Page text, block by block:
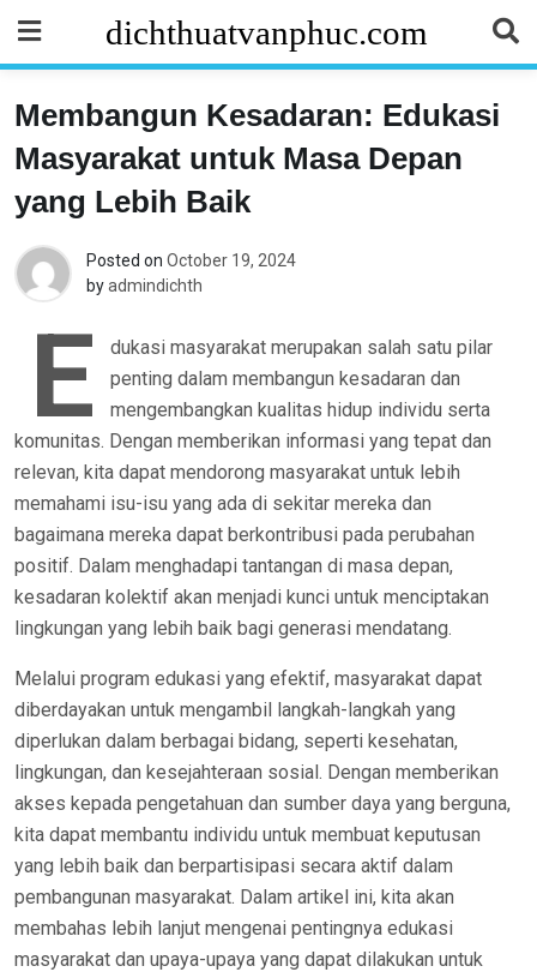
content
dichthuatvanphuc.com
Membangun Kesadaran: Edukasi
Masyarakat untuk Masa Depan
yang Lebih Baik
Posted on October 19, 2024
byadmindichth
E
dukasi masyarakat merupakan salah satu pilar
penting dalam membangun kesadaran dan
mengembangkan kualitas hidup individu serta
komunitas. Dengan memberikan informasi yang tepat dan
relevan, kita dapat mendorong masyarakat untuk lebih
memahami isu-isu yang ada di sekitar mereka dan
bagaimana mereka dapat berkontribusi pada perubahan
positif. Dalam menghadapi tantangan di masa depan,
kesadaran kolektif akan menjadi kunci untuk menciptakan
lingkungan yang lebih baik bagi generasi mendatang.
Melalui program edukasi yang efektif, masyarakat dapat
diberdayakan untuk mengambil langkah-langkah yang
diperlukan dalam berbagai bidang, seperti kesehatan,
lingkungan, dan kesejahteraan sosial. Dengan memberikan
akses kepada pengetahuan dan sumber daya yang berguna,
kita dapat membantu individu untuk membuat keputusan
yang lebih baik dan berpartisipasi secara aktif dalam
pembangunan masyarakat. Dalam artikel ini, kita akan
membahas lebih lanjut mengenai pentingnya edukasi
masyarakat dan upaya-upaya yang dapat dilakukan untuk